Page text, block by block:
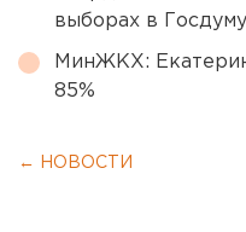
выборах в Госдуму
МинЖКХ:
85%
← НОВОСТИ